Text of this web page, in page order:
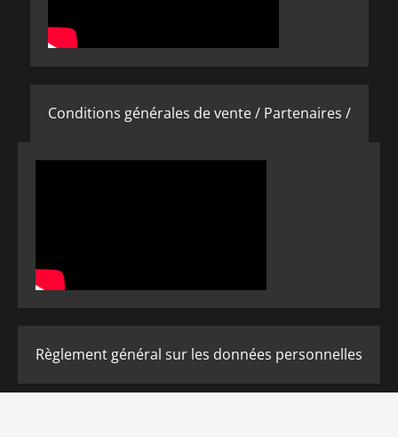
Conditions générales de vente / Partenaires /
Règlement général sur les données personnelles